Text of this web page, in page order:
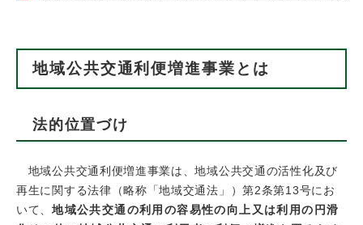
地域公共交通利便増進事業とは
法的位置づけ
地域公共交通利便増進事業は、地域公共交通の活性化及び
再生に関する法律（略称「地域交通法」）第2条第13号にお
いて、地域公共交通の利用の容易性の向上又は利用の円滑